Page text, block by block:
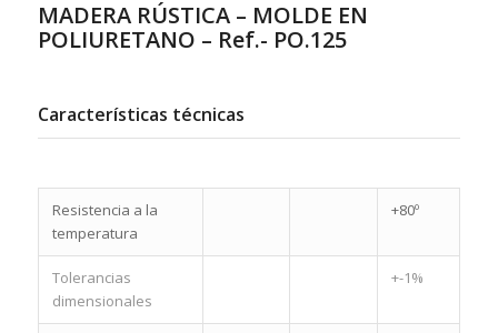
MADERA RÚSTICA – MOLDE EN
POLIURETANO – Ref.- PO.125
Características técnicas
Resistencia a la
temperatura
+80º
Tolerancias
dimensionales
+-1%